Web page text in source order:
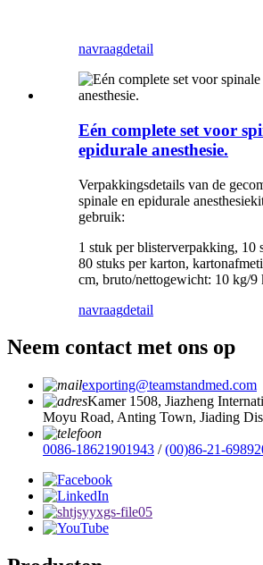
navraagdetail
Eén complete set voor
epidurale anesthesie.
Verpakkingsdetails van de
spinale en epidurale
gebruik:
1 stuk per blisterverpakking, 10
80 stuks per karton,
cm, bruto/nettogewicht: 10 kg/9
navraagdetail
Neem contact met ons op
exporting@teamstandmed.com
Kamer 1508, Jiazheng
Moyu Road, Anting Town, Jiading
0086-18621901943 /(00)86-21-